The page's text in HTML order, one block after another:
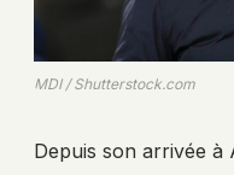
MDI / Shutterstock.com
Depuis son arrivée à